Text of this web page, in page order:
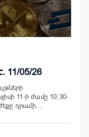
11/05/26
11-ի ժամը 10:30-
դրամի…